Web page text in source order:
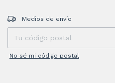
Entregas para el CP:
Medios de envío
No sé mi código postal